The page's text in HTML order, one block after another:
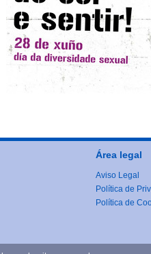
Área legal
Aviso Legal
Política de
Política de